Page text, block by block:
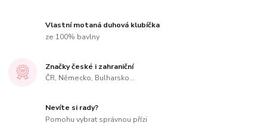
Vlastní motaná duhová klubíčka
ze 100% bavlny
Značky české i zahraniční
ČR, Německo, Bulharsko...
Nevíte si rady?
Pomohu vybrat správnou přízi